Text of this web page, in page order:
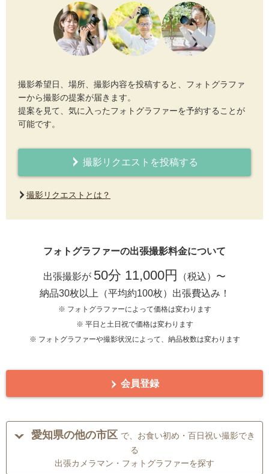
撮影希望日、場所、撮影内容を投稿すると、フォトグラファ
ーから撮影の提案が届きます。
提案を見て、気に入ったフォトグラファーを予約することが
可能です。
撮影リクエストを投稿する
撮影リクエストとは？
フォトグラファーの出張撮影料金について
出張撮影が 50分 11,000円
（税込）〜
納品30枚以上（平均約100枚）出張費込み！
※ フォトグラファーによって価格は変わります
※ 平日と土日祝で価格は変わります
※ フォトグラファーや撮影状況によって、納品枚数は変わります
会員登録
愛知県の他の市区 で、お食い初め・百日祝い撮影でき
る
出張カメラマン・フォトグラファーを探す